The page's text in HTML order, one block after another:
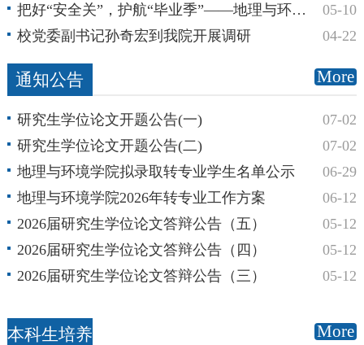
把好“安全关”，护航“毕业季”——地理与环境学院开展毕业生宿舍走访慰问活动
05-10
校党委副书记孙奇宏到我院开展调研
04-22
通知公告 More
研究生学位论文开题公告(一)
07-02
研究生学位论文开题公告(二)
07-02
地理与环境学院拟录取转专业学生名单公示
06-29
地理与环境学院2026年转专业工作方案
06-12
2026届研究生学位论文答辩公告（五）
05-12
2026届研究生学位论文答辩公告（四）
05-12
2026届研究生学位论文答辩公告（三）
05-12
本科生培养 More